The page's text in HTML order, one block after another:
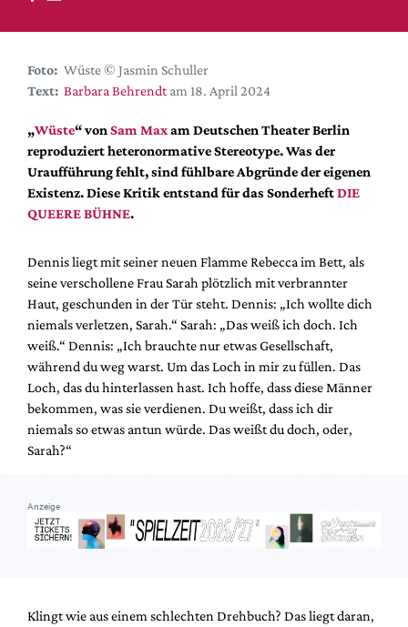
DdB-map
Premierensuche
Festival-Planer
Hefte
Alle Hefte
Leseproben
Podcast
Service
Shop / Abo
Newsletter
Redaktion
Autor:innen
Partner
Mediadaten
Suche
Foto: Wüste © Jasmin Schuller
Text: Barbara Behrendt am 18. April 2024
„Wüste“ von Sam Maxam Deutschen Theater Berlin
reproduziert heteronormative Stereotype. Was der
Uraufführung fehlt, sind fühlbare Abgründe der eigenen
Existenz. Diese Kritik entstand für das SonderheftDIE
QUEERE BÜHNE.
Dennis liegt mit seiner neuen Flamme Rebecca im Bett, als
seine verschollene Frau Sarah plötzlich mit verbrannter
Haut, geschunden in der Tür steht. Dennis: „Ich wollte dich
niemals verletzen, Sarah.“ Sarah: „Das weiß ich doch. Ich
weiß.“ Dennis: „Ich brauchte nur etwas Gesellschaft,
während du weg warst. Um das Loch in mir zu füllen. Das
Loch, das du hinterlassen hast. Ich hoffe, dass diese Männer
bekommen, was sie verdienen. Du weißt, dass ich dir
niemals so etwas antun würde. Das weißt du doch, oder,
Sarah?“
Anzeige
Klingt wie aus einem schlechten Drehbuch? Das liegt daran,